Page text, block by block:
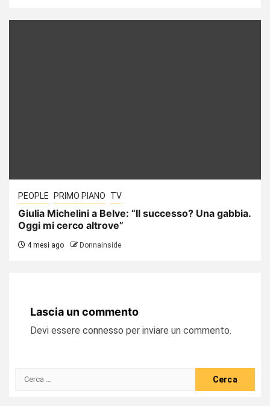
PEOPLE PRIMO PIANO TV
Giulia Michelini a Belve: “Il successo? Una gabbia.
Oggi mi cerco altrove”
4 mesi ago Donnainside
Lascia un commento
Devi essere connesso per inviare un commento.
Ricerca